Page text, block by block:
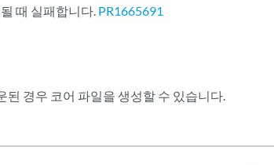
때 실패합니다. PR1665691
경우 코어 파일을 생성할 수 있습니다.